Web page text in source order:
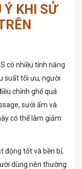
Ý KHI SỬ
có nhiều tính năng
suất tối ưu, người
chỉnh ghế quá
sưởi ấm và
có thể làm giảm
động tốt và bền bỉ,
dùng nên thường